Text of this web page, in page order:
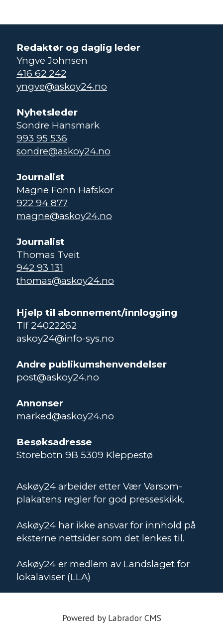
Redaktør og daglig leder
Yngve Johnsen
416 62 242
yngve@askoy24.no
Nyhetsleder
Sondre Hansmark
993 95 536
sondre@askoy24.no
Journalist
Magne Fonn Hafskor
922 94 877
magne@askoy24.no
Journalist
Thomas Tveit
942 93 131
thomas@askoy24.no
Hjelp til abonnement/innlogging
Tlf 24022262
askoy24@info-sys.no
Andre publikumshenvendelser
post@askoy24.no
Annonser
marked@askoy24.no
Besøksadresse
Storebotn 9B 5309 Kleppestø
Askøy24 arbeider etter Vær Varsom-
plakatens regler for god presseskikk.
Askøy24 har ikke ansvar for innhold på
eksterne nettsider som det lenkes til.
Askøy24 er medlem av Landslaget for
lokalaviser (LLA)
Powered by Labrador CMS